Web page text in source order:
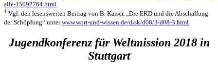
alle-15092764.html
4 Vgl. den lesenswerten Beitrag von B. Kaiser, „Die EKD und die Abschaffung
der Schöpfung“ unterwww.wort-und-wissen.de/disk/d08/3/d08-3.html
Jugendkonferenz für Weltmission 2018 in
Stuttgart